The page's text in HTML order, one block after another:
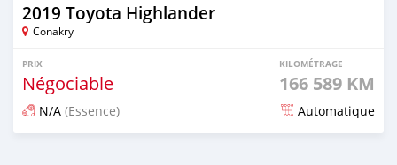
2019 Toyota Highlander
Conakry
PRIX
Négociable
KILOMÉTRAGE
166 589 KM
N/A (Essence) Automatique